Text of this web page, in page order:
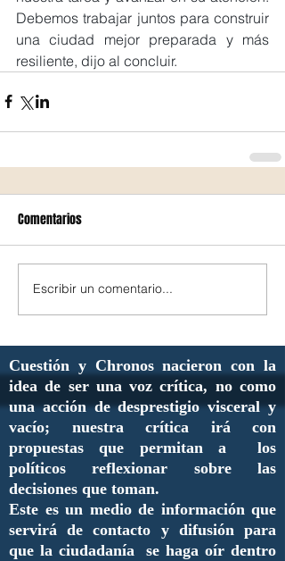
Debemos trabajar juntos para construir
una ciudad mejor preparada y más
resiliente, dijo al concluir.
Comentarios
Escribir un comentario...
Cuestión y Chronos nacieron con la
idea de ser una voz crítica, no como
una acción de desprestigio visceral y
vacío; nuestra crítica irá con
propuestas que permitan a los
políticos reflexionar sobre las
decisiones que toman.
Este es un medio de información que
servirá de contacto y difusión para
que la ciudadanía se haga oír dentro